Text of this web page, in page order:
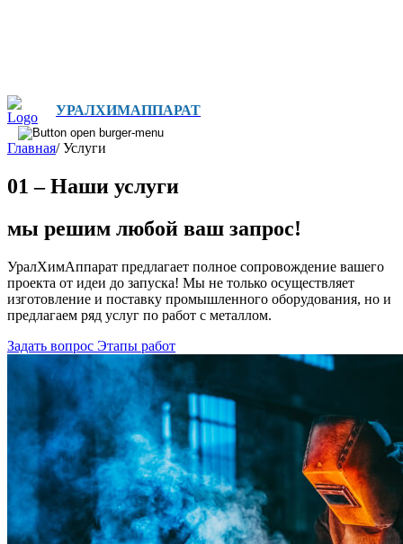
УРАЛХИМАППАРАТ
Главная/ Услуги
01 – Наши услуги
мы решим любой ваш запрос!
УралХимАппарат предлагает полное сопровождение вашего
проекта от идеи до запуска! Мы не только осуществляет
изготовление и поставку промышленного оборудования, но и
предлагаем ряд услуг по работ с металлом.
Задать вопрос Этапы работ